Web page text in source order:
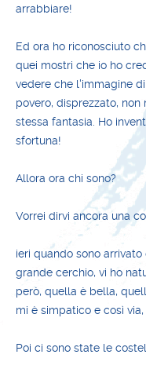
arrabbiare!
Ed ora ho riconosciuto
quei mostri che io ho
vedere che l'immagine
povero, disprezzato,
stessa fantasia. Ho
sfortuna!
Allora ora chi sono?
Vorrei dirvi ancora una
ieri quando sono
grande cerchio, vi ho
però, quella è bella,
mi è simpatico e così
Poi ci sono state le